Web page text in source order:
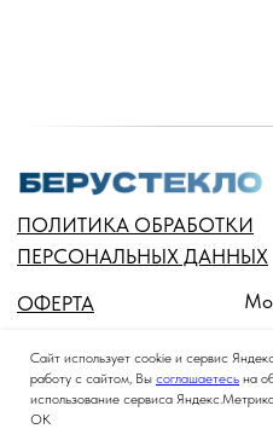
Сайт использует cookie и сервис
работу с сайтом, Вы соглашаетесь на
использование сервиса
ОК